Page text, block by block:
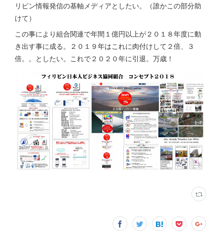
リピン情報発信の基軸メディアとしたい。（誰かこの部分助
けて）
この事により組合関連で年間１億円以上が２０１８年度に動
き出す事に成る。２０１９年はこれに肉付けして２倍、３
倍。。としたい。これで２０２０年に引退。万歳！